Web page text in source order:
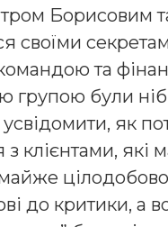
Борисовим
своїми
та
групою були
як
з клієнтами, які
до критики, а